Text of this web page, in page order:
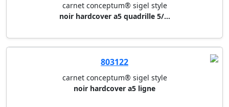
carnet conceptum® sigel style
noir hardcover a5 quadrille 5/...
803122
carnet conceptum® sigel style
noir hardcover a5 ligne